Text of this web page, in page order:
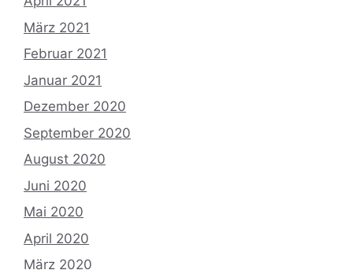
März 2021
Februar 2021
Januar 2021
Dezember 2020
September 2020
August 2020
Juni 2020
Mai 2020
April 2020
März 2020